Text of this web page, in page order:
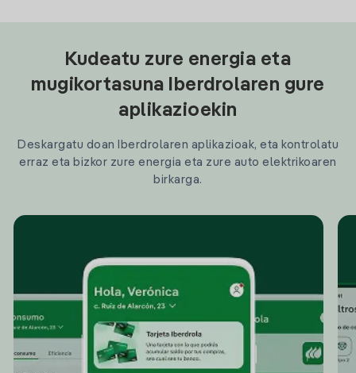
Kudeatu zure energia eta
mugikortasuna Iberdrolaren gure
aplikazioekin
Deskargatu doan Iberdrolaren aplikazioak, eta kontrolatu
erraz eta bizkor zure energia eta zure auto elektrikoaren
birkarga.